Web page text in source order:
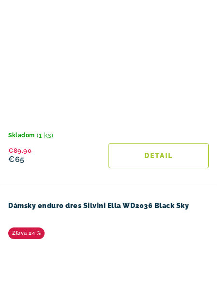
Skladom (1 ks)
€65
€89,90
DETAIL
Dámsky enduro dres Silvini Ella WD2036 Black Sky
24 %